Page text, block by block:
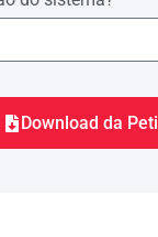
Download da